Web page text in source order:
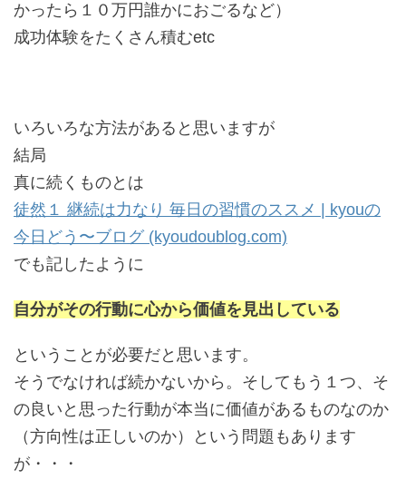
かったら１０万円誰かにおごるなど）
成功体験をたくさん積むetc
いろいろな方法があると思いますが
結局
真に続くものとは
徒然１ 継続は力なり 毎日の習慣のススメ | kyouの
今日どう〜ブログ (kyoudoublog.com)
でも記したように
自分がその行動に心から価値を見出している
ということが必要だと思います。
そうでなければ続かないから。そしてもう１つ、そ
の良いと思った行動が本当に価値があるものなのか
（方向性は正しいのか）という問題もあります
が・・・